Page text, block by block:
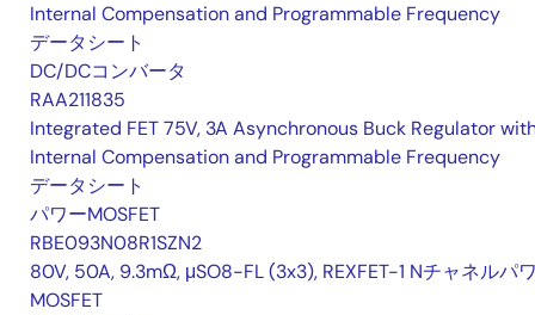
Internal Compensation and Programmable Frequency
データシート
DC/DCコンバータ
RAA211835
Integrated FET 75V, 3A Asynchronous Buck Regulator
Internal Compensation and Programmable Frequency
データシート
パワーMOSFET
RBE093N08R1SZN2
80V, 50A, 9.3mΩ, μSO8-FL (3x3), REXFET-1 Nチャネルパ
MOSFET